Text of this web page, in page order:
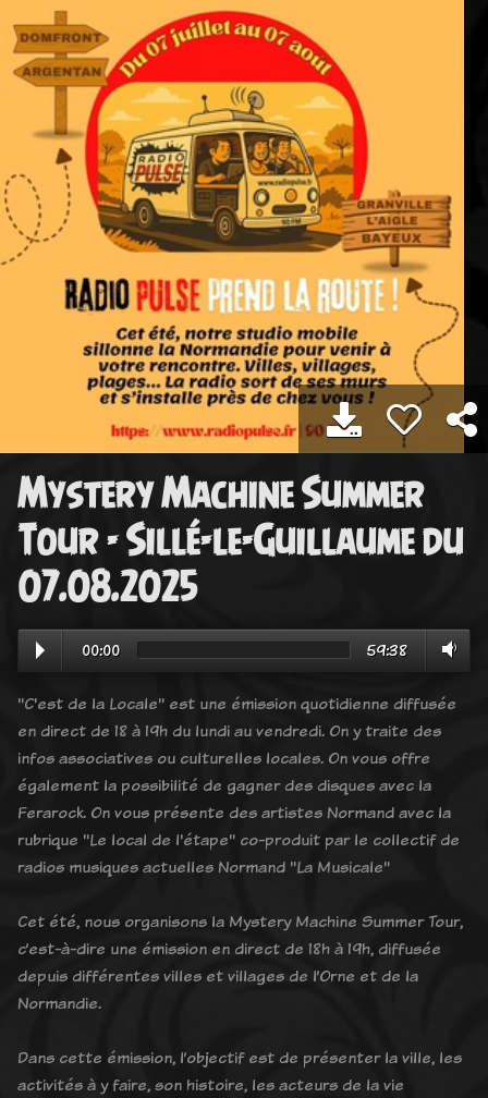
Mystery Machine Summer
Tour - Sillé-le-Guillaume du
07.08.2025
00:00 59:38
"C'est de la Locale" est une émission quotidienne diffusée
en direct de 18 à 19h du lundi au vendredi. On y traite des
infos associatives ou culturelles locales. On vous offre
également la possibilité de gagner des disques avec la
Ferarock. On vous présente des artistes Normand avec la
rubrique "Le local de l'étape" co-produit par le collectif de
radios musiques actuelles Normand "La Musicale"
Cet été, nous organisons la Mystery Machine Summer Tour,
c’est-à-dire une émission en direct de 18h à 19h, diffusée
depuis différentes villes et villages de l’Orne et de la
Normandie.
Dans cette émission, l’objectif est de présenter la ville, les
activités à y faire, son histoire, les acteurs de la vie